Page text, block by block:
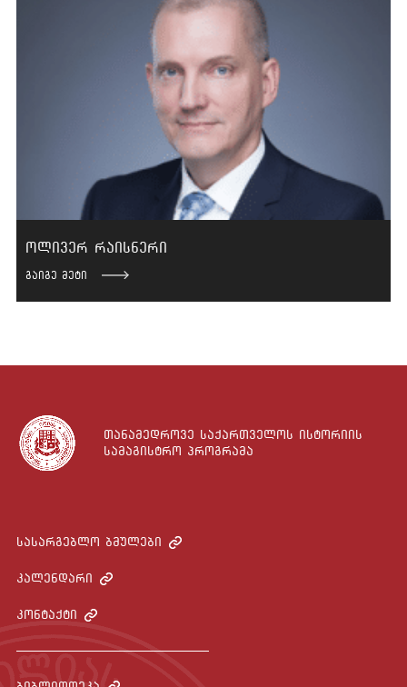
ოლივერ რაისნერი
გაიგე მეტი
თანამედროვე საქართველოს ისტორიის
სამაგისტრო პროგრამა
სასარგებლო ბმულები
კალენდარი
კონტაქტი